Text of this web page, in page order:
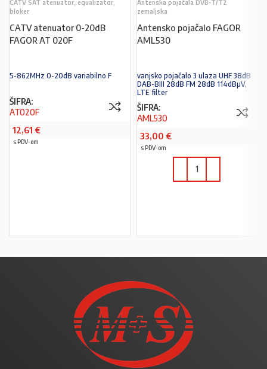
CATV SAT atenuator, equalizator,
bloker
CATV atenuator 0-20dB
FAGOR AT 020F
5-862MHz 0-20dB variabilno F
ŠIFRA:
AT020F
12,61 €
s PDV-om
Antenska pojačala DVB-T/T2
zemaljska
Antensko pojačalo FAGOR
AML530
vanjsko pojačalo 3 ulaza UHF 38dB
DAB-BIII 28dB FM 28dB 114dBµV,
LTE filter
ŠIFRA:
AML530
33,00 €
s PDV-om